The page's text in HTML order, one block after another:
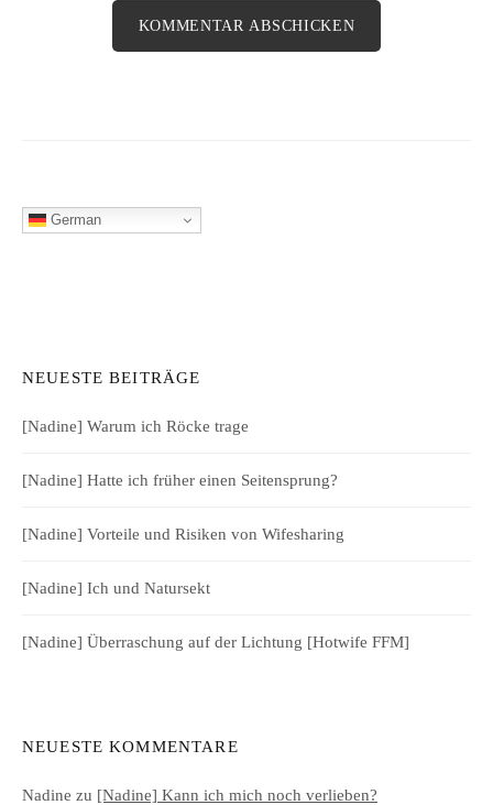
German
NEUESTE BEITRÄGE
[Nadine] Warum ich Röcke trage
[Nadine] Hatte ich früher einen Seitensprung?
[Nadine] Vorteile und Risiken von Wifesharing
[Nadine] Ich und Natursekt
[Nadine] Überraschung auf der Lichtung [Hotwife FFM]
NEUESTE KOMMENTARE
Nadine zu [Nadine] Kann ich mich noch verlieben?